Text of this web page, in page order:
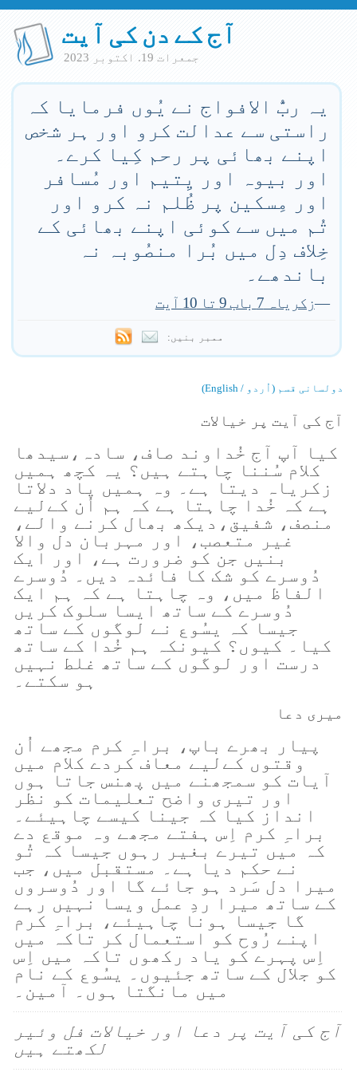
آج کے دن کی آیت
جمعرات 19. اكتوبر 2023
یہ ربُّ الافواج نے یُوں فرمایا کہ
راستی سے عدالت کرو اور ہر شخص
اپنے بھائی پر رحم کِیا کرے۔
اور بیوہ اور یِتیم اور مُسافر
اور مِسکین پر ظُلم نہ کرو اور
تُم میں سے کوئی اپنے بھائی کے
خِلاف دِل میں بُرا منصُوبہ نہ
باندھے۔
—زکریاہ 7 باب 9 تا 10 آیت
ممبر بنیں:
دولسانی قسم (اُردو / English)
آج کی آیت پر خیالات
کیا آپ آج خُداوند صاف، سادہ،سیدھا
کلام سُننا چاہتے ہیں؟ یہ کچھ ہمیں
زکریاہ دیتا ہے۔ وہ ہمیں یاد دلاتا
ہے کہ خُدا چاہتا ہے کہ ہم اُن کےلیے
منصف، شفیق،دیکھ بھال کرنے والے،
غیر متعصب، اور مہربان دل والا
بنیں جن کو ضرورت ہے، اور ایک
دُوسرے کو شک کا فائدہ دیں۔ دُوسرے
الفاظ میں، وہ چاہتا ہے کہ ہم ایک
دُوسرے کے ساتھ ایسا سلوک کریں
جیسا کہ یسُوع نے لوگوں کے ساتھ
کیا۔ کیوں؟ کیونکہ ہم خُدا کے ساتھ
درست اور لوگوں کے ساتھ غلط نہیں
ہو سکتے۔
میری دعا
پیار بھرے باپ، براہِ کرم مجھے اُن
وقتوں کےلیے معاف کردے کلام میں
آیات کو سمجھنے میں پھنس جاتا ہوں
اور تیری واضح تعلیمات کو نظر
انداز کیا کہ جینا کیسے چاہیئے۔
براہِ کرم اِس ہفتے مجھے وہ موقع دے
کہ میں تیرے بغیر رہوں جیسا کہ تُو
نے حکم دیا ہے۔ مستقبل میں، جب
میرا دل سَرد ہو جائے گا اور دُوسروں
کے ساتھ میرا ردِ عمل ویسا نہیں رہے
گا جیسا ہونا چاہیئے، براہِ کرم
اپنے رُوح کو استعمال کر تاکہ میں
اِس پہرے کو یاد رکھوں تاکہ میں اِس
کو جلال کے ساتھ جئیوں۔ یسُوع کے نام
میں مانگتا ہوں۔ آمین۔
آج کی آیت پر دعا اور خیالات فل وئیر
لکھتے ہیں